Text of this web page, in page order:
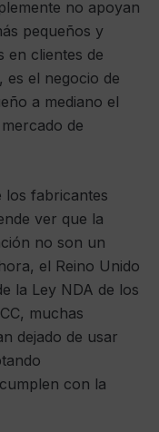
no apoyan
pequeños y
en clientes de
es el negocio de
a mediano el
de
los fabricantes
ver que la
no son un
el Reino Unido
la Ley NDA de los
muchas
dejado de usar
con la